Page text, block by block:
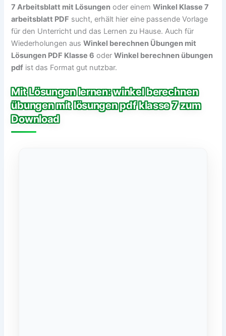
7 Arbeitsblatt mit Lösungen oder einemWinkel Klasse 7
arbeitsblatt PDF sucht, erhält hier eine passende Vorlage
für den Unterricht und das Lernen zu Hause. Auch für
Wiederholungen ausWinkel berechnen Übungen mit
Lösungen PDF Klasse 6 oderWinkel berechnen übungen
pdf ist das Format gut nutzbar.
Mit Lösungen lernen: winkel berechnen
übungen mit lösungen pdf klasse 7 zum
Download